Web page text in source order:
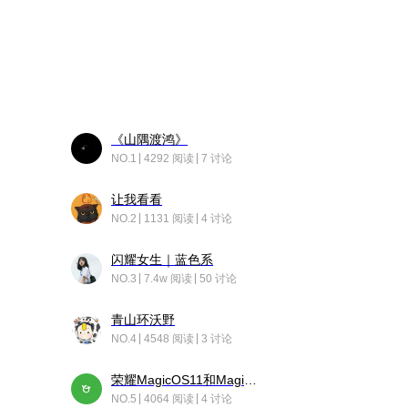
《山隅渡鸿》
NO.1 4292 阅读 7 讨论
让我看看
NO.2 1131 阅读 4 讨论
闪耀女生｜蓝色系
NO.3 7.4w 阅读 50 讨论
青山环沃野
NO.4 4548 阅读 3 讨论
NO.5 4064 阅读 4 讨论